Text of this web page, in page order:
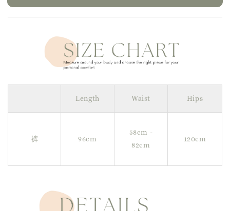
Length Waist Hips
裤 96cm
58cm -
82cm
120cm